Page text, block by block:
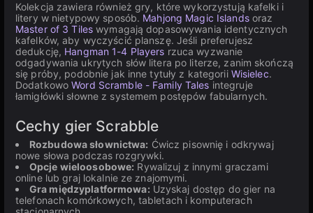
Kolekcja zawiera również gry, które wykorzystują kafelki i
litery w nietypowy sposób. Mahjong Magic Islandsoraz
Master of 3 Tiles wymagają dopasowywania identycznych
kafelków, aby wyczyścić planszę. Jeśli preferujesz
dedukcję, Hangman 1-4 Players rzuca wyzwanie
odgadywania ukrytych słów litera po literze, zanim skończą
się próby, podobnie jak inne tytuły z kategorii Wisielec.
DodatkowoWord Scramble - Family Tales integruje
łamigłówki słowne z systemem postępów fabularnych.
Cechy gier Scrabble
Rozbudowa słownictwa: Ćwicz pisownię i odkrywaj
nowe słowa podczas rozgrywki.
Opcje wieloosobowe: Rywalizuj z innymi graczami
online lub graj lokalnie ze znajomymi.
Gra międzyplatformowa: Uzyskaj dostęp do gier na
telefonach komórkowych, tabletach i komputerach